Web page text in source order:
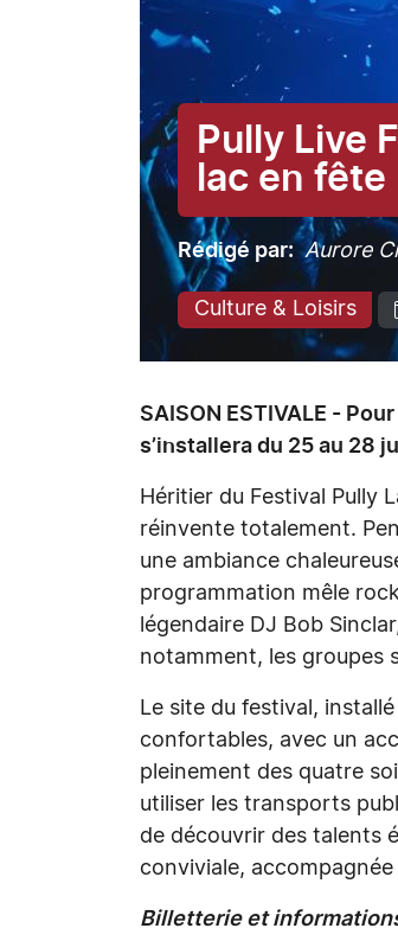
Pully Live
lac en fête
Rédigé par Aurore
Culture & Loisirs
SAISON ESTIVALE -
s’installera du 25 au 28
Héritier du Festival Pully
réinvente totalement.
une ambiance
programmation mêle
légendaire DJ Bob
notamment, les groupes
Le site du festival,
confortables, avec un
pleinement des quatre
utiliser les transports
de découvrir des talents
conviviale,
Billetterie et